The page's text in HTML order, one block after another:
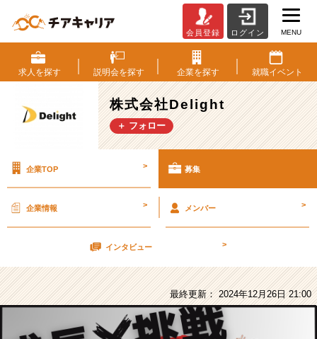
式
会
社
Delight
の
採
-
生
向
会】
新
卒
会員登録 ログイン MENU
求人を探す 説明会を探す 企業を探す 就職イベント
株式会社Delight
＋ フォロー
企業TOP > 募集
企業情報 > メンバー >
インタビュー >
最終更新： 2024年12月26日 21:00